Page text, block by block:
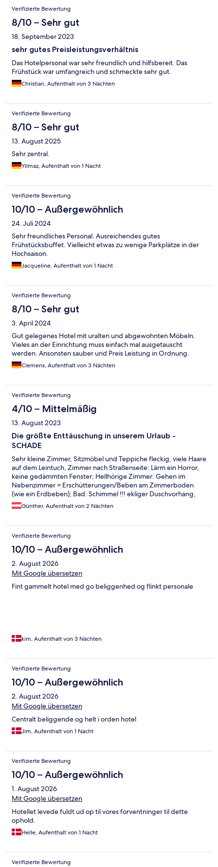
Verifizierte Bewertung
8/10 – Sehr gut
18. September 2023
sehr gutes Preisleistungsverhältnis
Das Hotelpersonal war sehr freundlich und hilfsbereit. Das
Frühstück war umfangreich und schmeckte sehr gut.
Christian, Aufenthalt von 3 Nächten
Verifizierte Bewertung
8/10 – Sehr gut
13. August 2025
Sehr zentral.
Yilmaz, Aufenthalt von 1 Nacht
Verifizierte Bewertung
10/10 – Außergewöhnlich
24. Juli 2024
Sehr freundliches Personal. Ausreichendes gutes
Frühstücksbuffet. Vielleicht etwas zu wenige Parkplätze in der
Hochsaison.
Jacqueline, Aufenthalt von 1 Nacht
Verifizierte Bewertung
8/10 – Sehr gut
3. April 2024
Gut gelegenes Hotel mit uralten und abgewohnten Möbeln.
Vieles an der Einrichtung muss einfach mal ausgetauscht
werden. Ansonsten sauber und Preis Leistung in Ordnung.
Clemens, Aufenthalt von 3 Nächten
Verifizierte Bewertung
4/10 – Mittelmäßig
13. August 2023
Die größte Enttäuschung in unserem Urlaub -
SCHADE
Sehr kleine Zimmer, Sitzmöbel und Teppiche fleckig, viele Haare
auf dem Leintuch, Zimmer nach Straßenseite: Lärm ein Horror,
keine gedämmten Fenster; Hellhörige Zimmer: Gehen im
Nebenzimmer = Erschütterungen/Beben am Zimmerboden
(wie ein Erdbeben); Bad: Schimmel !!! ekliger Duschvorhang,
Größe winzig, altes Linoleum auf dem Boden. Beschriebenes
Restaurant ist nicht (mehr) vorhanden. WARNUNG: bitte
Günther, Aufenthalt von 2 Nächten
Verifizierte Bewertung
10/10 – Außergewöhnlich
2. August 2026
Mit Google übersetzen
Fint gammelt hotel med go beliggenhed og flinkt personale
kim, Aufenthalt von 3 Nächten
Verifizierte Bewertung
10/10 – Außergewöhnlich
2. August 2026
Mit Google übersetzen
Centralt beliggende og helt i orden hotel
Jim, Aufenthalt von 1 Nacht
Verifizierte Bewertung
10/10 – Außergewöhnlich
1. August 2026
Mit Google übersetzen
Hotellet levede fuldt ud op til vores forventninger til dette
ophold.
Helle, Aufenthalt von 1 Nacht
Verifizierte Bewertung